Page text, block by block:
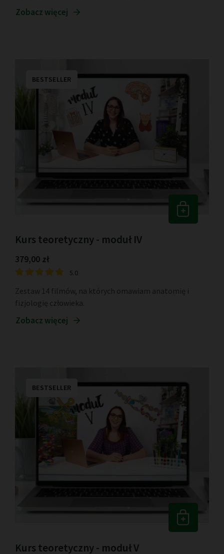
Zobacz więcej
BESTSELLER
Kurs teoretyczny - moduł IV
379,00 zł
5.0
Zestaw 14 filmów, na których omawiam anatomię i
fizjologię człowieka.
Zobacz więcej
BESTSELLER
Kurs teoretyczny - moduł V